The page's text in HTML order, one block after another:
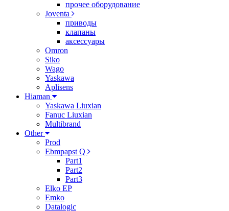
прочее оборудование
Joventa
приводы
клапаны
аксессуары
Omron
Siko
Wago
Yaskawa
Aplisens
Hiaman
Yaskawa Liuxian
Fanuc Liuxian
Multibrand
Other
Prod
Ebmpapst Q
Part1
Part2
Part3
Elko EP
Emko
Datalogic